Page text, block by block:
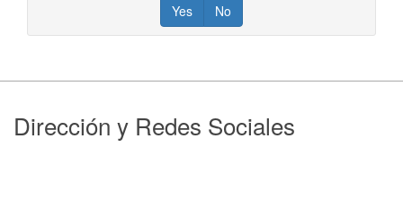
Yes No
Footer
Dirección y Redes Sociales